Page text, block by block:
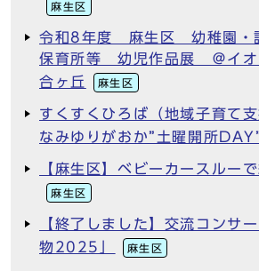
麻生区
令和8年度 麻生区 幼稚園・
保育所等 幼児作品展 ＠イオ
合ヶ丘
麻生区
すくすくひろば（地域子育て
なみゆりがおか”土曜開所
【麻生区】ベビーカースルー
麻生区
【終了しました】交流コンサ
物2025」
麻生区